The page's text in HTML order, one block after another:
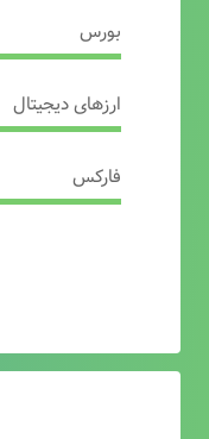
بورس
ارزهای دیجیتال
فارکس